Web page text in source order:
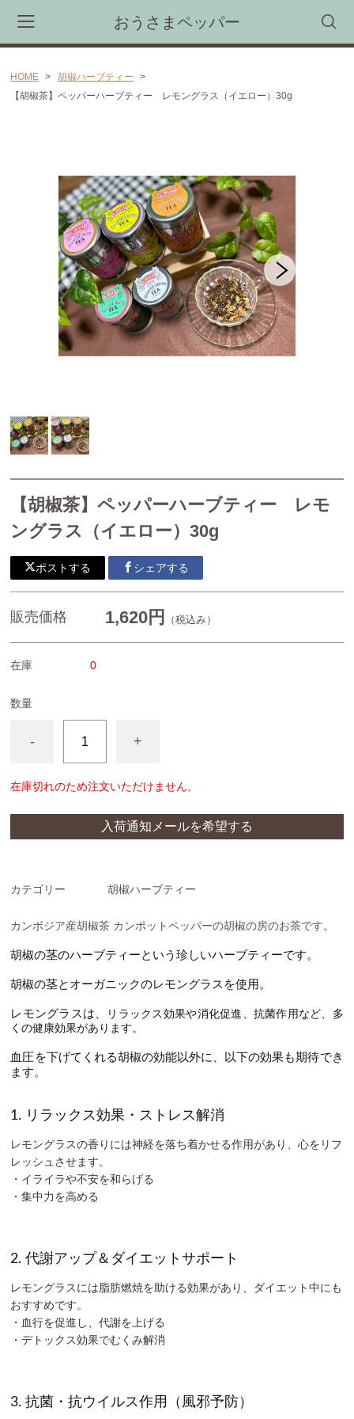
おうさまペッパー
CATEGORY
胡椒煎餅
カンボジア産胡椒（カンポットペッパー)
胡椒マヨネーズ(ブラックペッパーマヨネーズ）
カンボジア産塩「カンボジア産天日塩(シーソルト）」
カンボジア産ドライフルーツ
焼き菓子
カンボジア産生ハチミツ
べられる生の胡椒の実
生胡椒(グリーンペッパー）
カンボジア産生胡椒塩漬け
生胡椒ペースト
シロップ（クラフトコーラ）
クラフトソーセージ
HOME
胡椒ハーブティー
【胡椒茶】ペッパーハーブティー レモングラス（イエロー）30g
【胡椒茶】ペッパーハーブティー レモ
ングラス（イエロー）30g
ポストする シェアする
販売価格 1,620円 （税込み）
在庫 0
数量
- +
在庫切れのため注文いただけません。
入荷通知メールを希望する
カテゴリー 胡椒ハーブティー
カンボジア産胡椒茶 カンポットペッパーの胡椒の房のお茶です。
胡椒の茎のハーブティーという珍しいハーブティーです。
胡椒の茎とオーガニックのレモングラスを使用。
レモングラスは、 リラックス効果や消化促進 抗菌作用など、多
くの健康効果があります。
血圧を下げてくれる胡椒の効能以外に、以下の効果も期待でき
ます。
1. リラックス効果・ストレス解消
レモングラスの香りには神経を落ち着かせる作用があり、心をリフ
レッシュさせます。
・ イライラや不安を和らげる
・集中力を高める
2. 代謝アップ＆ダイエットサポート
レモングラスには脂肪燃焼を助ける効果があり、ダイエット中にも
おすすめです。
・ 血行を促進し、代謝を上げる
・デトックス効果でむくみ解消
3. 抗菌・抗ウイルス作用（風邪予防）